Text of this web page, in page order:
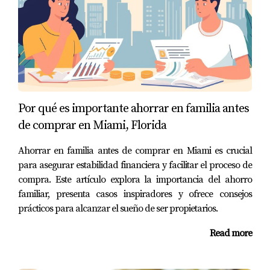
asesor ayudó a Juan a crear un presupuesto realista que
incluía todos sus ingresos y gastos mensuales. Juntos
identificaron varias áreas donde Juan podía reducir
costos sin sacrificar demasiado su calidad de vida. Con
disciplina y enfoque, Juan pudo ahorrar para su down
payment más rápido de lo que había imaginado.
Finalmente, encontró la casa perfecta frente al mar y
pudo hacer una oferta competitiva gracias a su sólida
preparación financiera.
Conclusión
Priorizar gastos es una habilidad esencial para cualquier
persona que desee comprar una casa en Miami, Florida.
No solo te ayuda a ahorrar dinero para el pago inicial,
Por qué es importante ahorrar en familia antes
de comprar en Miami, Florida
Ahorrar en familia antes de comprar en Miami es crucial
para asegurar estabilidad financiera y facilitar el proceso de
compra. Este artículo explora la importancia del ahorro
familiar, presenta casos inspiradores y ofrece consejos
prácticos para alcanzar el sueño de ser propietarios.
Read more